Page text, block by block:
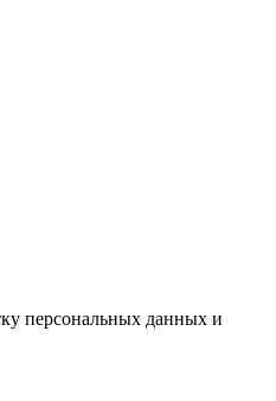
персональных данных и